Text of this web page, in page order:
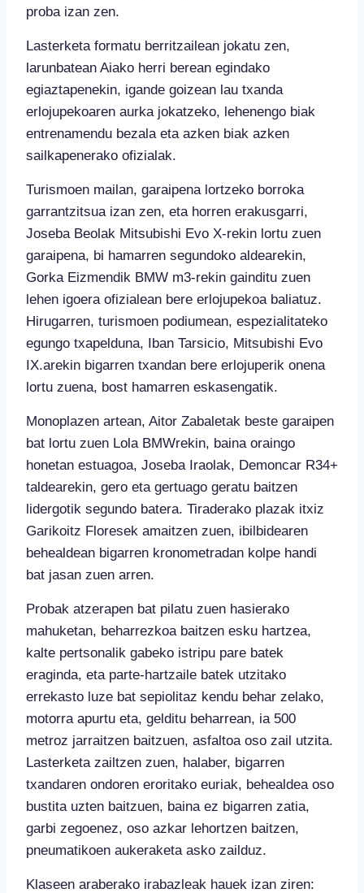
proba izan zen.
Lasterketa formatu berritzailean jokatu zen,
larunbatean Aiako herri berean egindako
egiaztapenekin, igande goizean lau txanda
erlojupekoaren aurka jokatzeko, lehenengo biak
entrenamendu bezala eta azken biak azken
sailkapenerako ofizialak.
Turismoen mailan, garaipena lortzeko borroka
garrantzitsua izan zen, eta horren erakusgarri,
Joseba Beolak Mitsubishi Evo X-rekin lortu zuen
garaipena, bi hamarren segundoko aldearekin,
Gorka Eizmendik BMW m3-rekin gainditu zuen
lehen igoera ofizialean bere erlojupekoa baliatuz.
Hirugarren, turismoen podiumean, espezialitateko
egungo txapelduna, Iban Tarsicio, Mitsubishi Evo
IX.arekin bigarren txandan bere erlojuperik onena
lortu zuena, bost hamarren eskasengatik.
Monoplazen artean, Aitor Zabaletak beste garaipen
bat lortu zuen Lola BMWrekin, baina oraingo
honetan estuagoa, Joseba Iraolak, Demoncar R34+
taldearekin, gero eta gertuago geratu baitzen
lidergotik segundo batera. Tiraderako plazak itxiz
Garikoitz Floresek amaitzen zuen, ibilbidearen
behealdean bigarren kronometradan kolpe handi
bat jasan zuen arren.
Probak atzerapen bat pilatu zuen hasierako
mahuketan, beharrezkoa baitzen esku hartzea,
kalte pertsonalik gabeko istripu pare batek
eraginda, eta parte-hartzaile batek utzitako
errekasto luze bat sepiolitaz kendu behar zelako,
motorra apurtu eta, gelditu beharrean, ia 500
metroz jarraitzen baitzuen, asfaltoa oso zail utzita.
Lasterketa zailtzen zuen, halaber, bigarren
txandaren ondoren eroritako euriak, behealdea oso
bustita uzten baitzuen, baina ez bigarren zatia,
garbi zegoenez, oso azkar lehortzen baitzen,
pneumatikoen aukeraketa asko zailduz.
Klaseen araberako irabazleak hauek izan ziren: